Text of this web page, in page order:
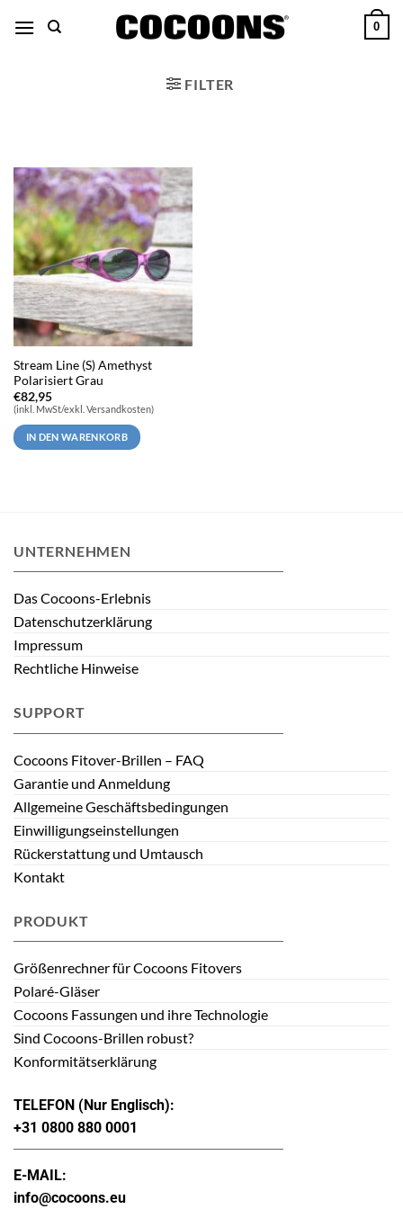
Inhalt
0
FILTER
Stream Line (S) Amethyst
Polarisiert Grau
€82,95
(inkl. MwSt/exkl. Versandkosten)
IN DEN WARENKORB
UNTERNEHMEN
Das Cocoons-Erlebnis
Datenschutzerklärung
Impressum
Rechtliche Hinweise
SUPPORT
Cocoons Fitover-Brillen – FAQ
Garantie und Anmeldung
Allgemeine Geschäftsbedingungen
Einwilligungseinstellungen
Rückerstattung und Umtausch
Kontakt
PRODUKT
Größenrechner für Cocoons Fitovers
Polaré-Gläser
Cocoons Fassungen und ihre Technologie
Sind Cocoons-Brillen robust?
Konformitätserklärung
TELEFON (Nur Englisch):
+31 0800 880 0001
E-MAIL:
info@cocoons.eu